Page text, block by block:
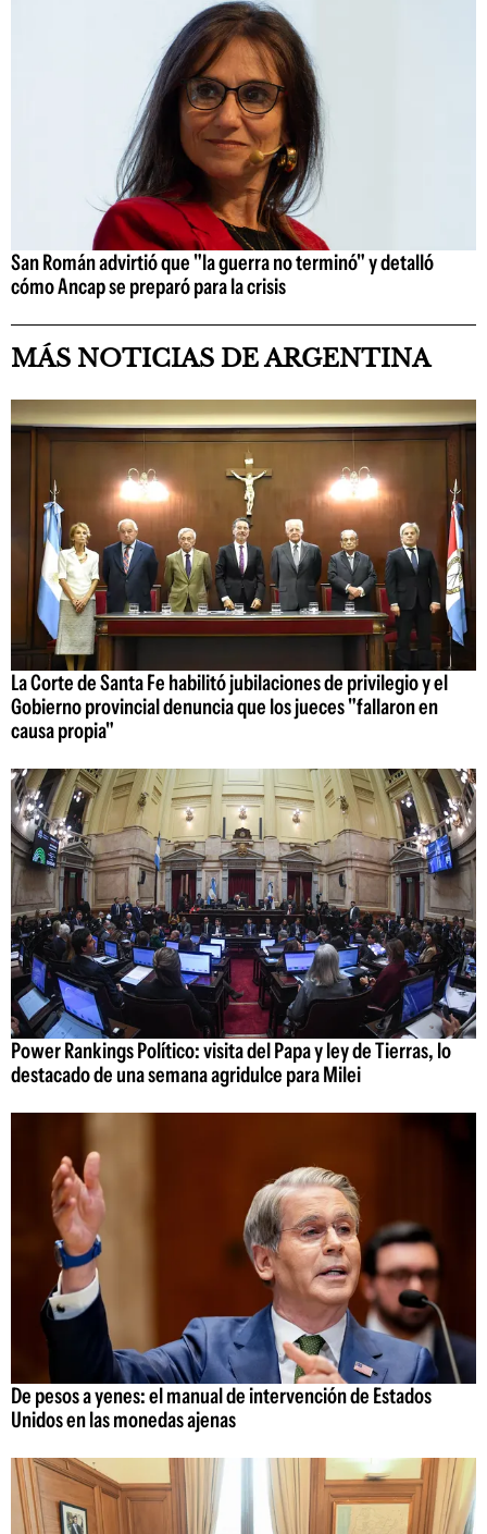
San Román advirtió que "la guerra no terminó" y detalló
cómo Ancap se preparó para la crisis
MÁS NOTICIAS DE ARGENTINA
La Corte de Santa Fe habilitó jubilaciones de privilegio y el
Gobierno provincial denuncia que los jueces "fallaron en
causa propia"
Power Rankings Político: visita del Papa y ley de Tierras, lo
destacado de una semana agridulce para Milei
De pesos a yenes: el manual de intervención de Estados
Unidos en las monedas ajenas